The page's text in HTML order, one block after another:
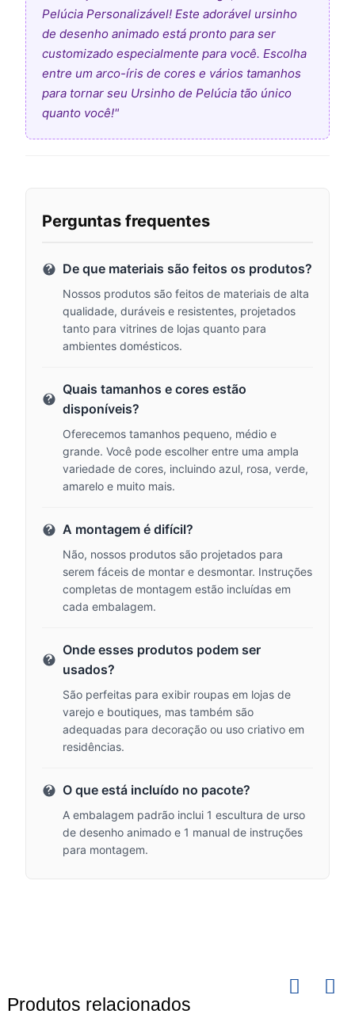
Pelúcia Personalizável! Este adorável ursinho
de desenho animado está pronto para ser
customizado especialmente para você. Escolha
entre um arco-íris de cores e vários tamanhos
para tornar seu Ursinho de Pelúcia tão único
quanto você!"
Perguntas frequentes
De que materiais são feitos os produtos?
Nossos produtos são feitos de materiais de alta
qualidade, duráveis ​​e resistentes, projetados
tanto para vitrines de lojas quanto para
ambientes domésticos.
Quais tamanhos e cores estão
disponíveis?
Oferecemos tamanhos pequeno, médio e
grande. Você pode escolher entre uma ampla
variedade de cores, incluindo azul, rosa, verde,
amarelo e muito mais.
A montagem é difícil?
Não, nossos produtos são projetados para
serem fáceis de montar e desmontar. Instruções
completas de montagem estão incluídas em
cada embalagem.
Onde esses produtos podem ser
usados?
São perfeitas para exibir roupas em lojas de
varejo e boutiques, mas também são
adequadas para decoração ou uso criativo em
residências.
O que está incluído no pacote?
A embalagem padrão inclui 1 escultura de urso
de desenho animado e 1 manual de instruções
para montagem.
Produtos relacionados